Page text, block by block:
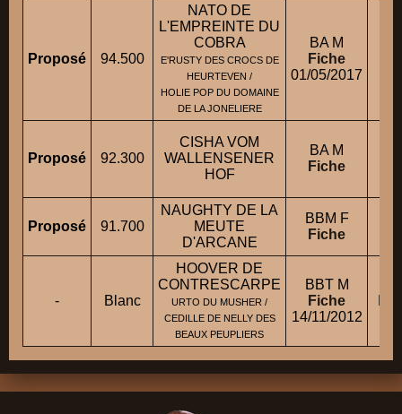
Proposé 94.500
NATO DE
L'EMPREINTE DU
COBRA
E'RUSTY DES CROCS DE
HEURTEVEN /
HOLIE POP DU DOMAINE
DE LA JONELIERE
BA M
Fiche
01/05/2017
Proposé 92.300
CISHA VOM
WALLENSENER
HOF
BA M
Fiche
Proposé 91.700
NAUGHTY DE LA
MEUTE
D'ARCANE
BBM F
Fiche
- Blanc
HOOVER DE
CONTRESCARPE
URTO DU MUSHER /
CEDILLE DE NELLY DES
BEAUX PEUPLIERS
BBT M
Fiche
14/11/2012